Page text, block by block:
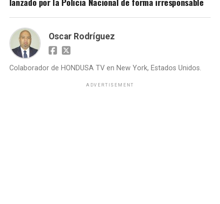
Oscar Rodríguez
Colaborador de HONDUSA TV en New York, Estados Unidos.
ADVERTISEMENT